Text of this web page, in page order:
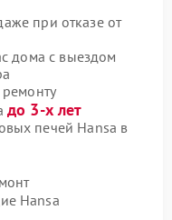
при отказе от
дома с выездом
до 3-х лет
печей Hansa в
Hansa